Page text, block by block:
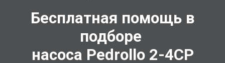
Бесплатная помощь в
подборе
насоса Pedrollo 2-4CP